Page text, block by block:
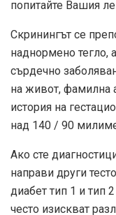
попитайте Вашия
Скринингът се
наднормено тегло,
сърдечно
на живот, фамилна
история на
над 140 / 90
Ако сте
направи други
диабет тип 1 и тип
често изискват